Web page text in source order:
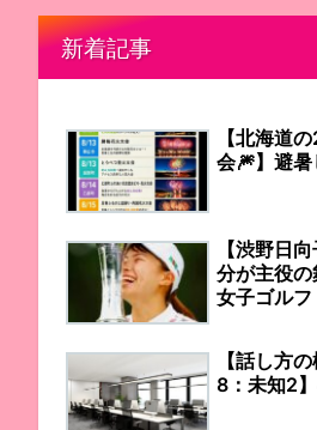
新着記事
【北海道
会🎆】避暑
【渋野日
分が主役
女子ゴルフ
【話し方
8：未知2